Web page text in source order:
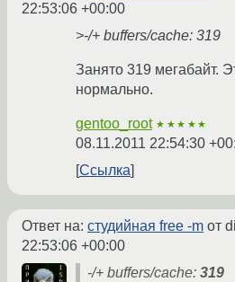
22:53:06 +00:00
>-/+ buffers/cache: 319
Занято 319 мегабайт.
нормально.
gentoo_root ★★★★★
08.11.2011 22:54:30
Ссылка
Ответ на: студийная free -m от
22:53:06 +00:00
-/+ buffers/cache: 319